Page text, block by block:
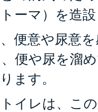
ーマ）を造
便意や尿意
便や尿を溜
ます。
イレは、こ